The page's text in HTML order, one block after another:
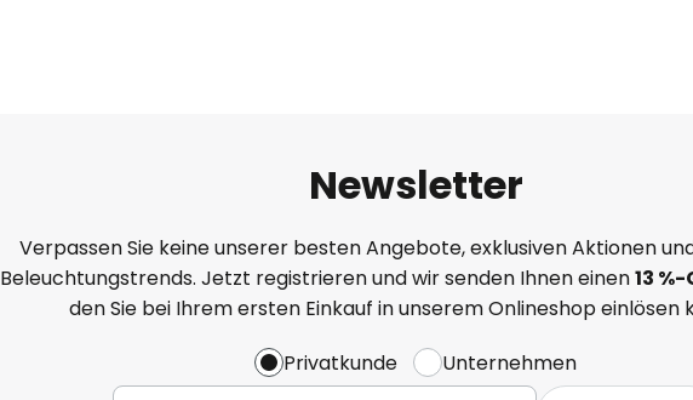
Newsletter
Verpassen Sie keine unserer besten Angebote, exklusiven Aktionen
Beleuchtungstrends. Jetzt registrieren und wir senden Ihnen einen13 %-
den Sie bei Ihrem ersten Einkauf in unserem Onlineshop einlösen
Privatkunde
Unternehmen